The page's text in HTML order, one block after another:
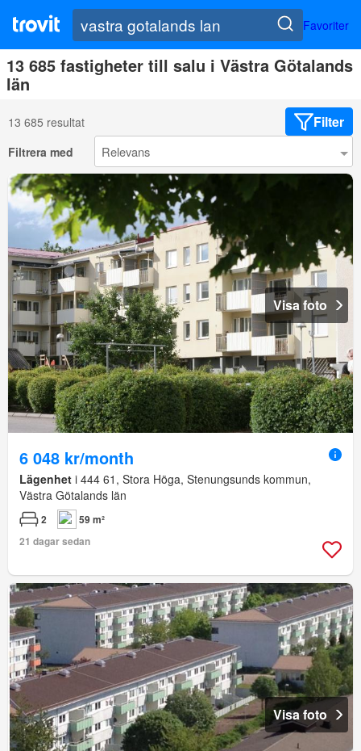
Favoriter
13 685 fastigheter till salu i Västra Götalands
län
13 685 resultat Filter
Filtrera med
Visa foto
6 048 kr/month
Lägenhet i 444 61, Stora Höga, Stenungsunds kommun,
Västra Götalands län
2
59 m²
21 dagar sedan
Visa foto